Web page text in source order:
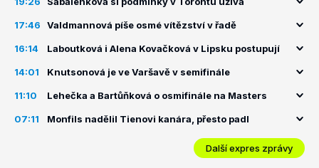
17:46 Valdmannová píše osmé vítězství v řadě
16:14 Laboutková i Alena Kovačková v Lipsku postupují
14:01 Knutsonová je ve Varšavě v semifinále
11:10 Lehečka a Bartůňková o osmifinále na Masters
07:11 Monfils nadělil Tienovi kanára, přesto padl
Další expres zprávy